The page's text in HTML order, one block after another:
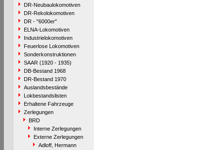
DR-Neubaulokomotiven
DR-Rekolokomotiven
DR - "6000er"
ELNA-Lokomotiven
Industrielokomotiven
Feuerlose Lokomotiven
Sonderkonstruktionen
SAAR (1920 - 1935)
DB-Bestand 1968
DR-Bestand 1970
Auslandsbestände
Lokbestandslisten
Erhaltene Fahrzeuge
Zerlegungen
BRD
Interne Zerlegungen
Externe Zerlegungen
Adloff, Hermann